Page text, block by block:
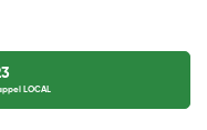
LOCAL